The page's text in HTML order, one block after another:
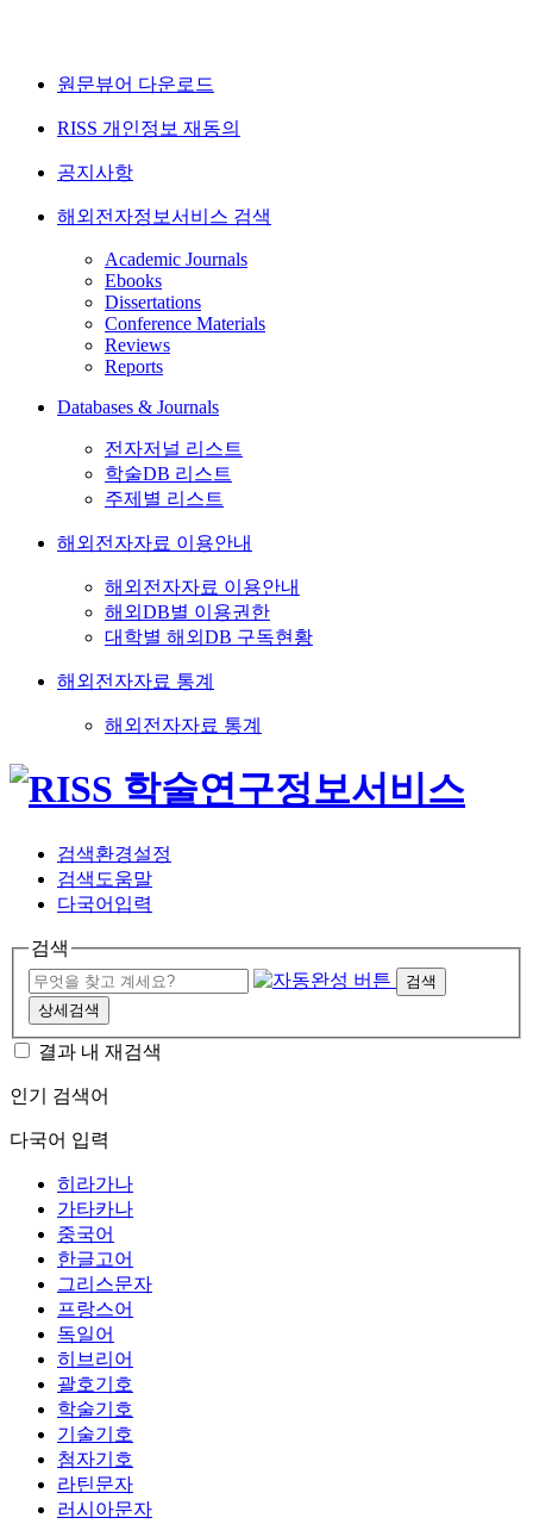
원문뷰어 다운로드
RISS 개인정보 재동의
공지사항
해외전자정보서비스 검색
Academic Journals
Ebooks
Dissertations
Conference Materials
Reviews
Reports
Databases & Journals
전자저널 리스트
학술DB 리스트
주제별 리스트
해외전자자료 이용안내
해외전자자료 이용안내
해외DB별 이용권한
대학별 해외DB 구독현황
해외전자자료 통계
해외전자자료 통계
검색환경설정
검색도움말
다국어입력
검색
검색
상세검색
결과 내 재검색
인기 검색어
다국어 입력
히라가나
가타카나
중국어
한글고어
그리스문자
프랑스어
독일어
히브리어
괄호기호
학술기호
기술기호
첨자기호
라틴문자
러시아문자